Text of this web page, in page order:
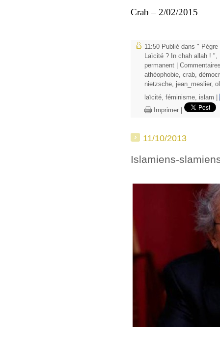
Crab – 2/02/2015
11:50 Publié dans " Pègre
Laïcité ? In chah allah ! ",
permanent
athéophobie, crab,
nietzsche, jean_meslier,
laïcité, féminisme, islam
Imprimer
11/10/2013
Islamiens-